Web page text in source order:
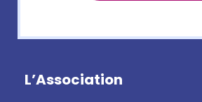
L’Association